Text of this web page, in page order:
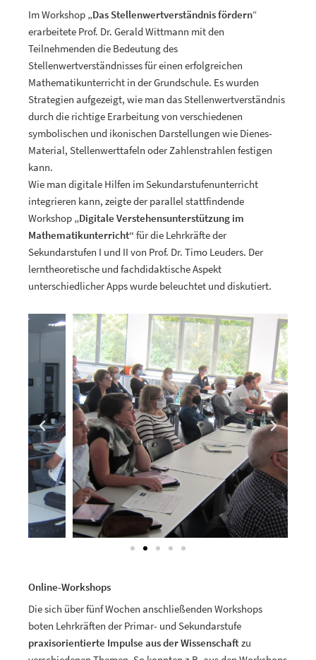
Im Workshop „Das Stellenwertverständnis fördern“
erarbeitete Prof. Dr. Gerald Wittmann mit den
Teilnehmenden die Bedeutung des
Stellenwertverständnisses für einen erfolgreichen
Mathematikunterricht in der Grundschule. Es wurden
Strategien aufgezeigt, wie man das Stellenwertverständnis
durch die richtige Erarbeitung von verschiedenen
symbolischen und ikonischen Darstellungen wie Dienes-
Material, Stellenwerttafeln oder Zahlenstrahlen festigen
kann.
Wie man digitale Hilfen im Sekundarstufenunterricht
integrieren kann, zeigte der parallel stattfindende
Workshop „Digitale Verstehensunterstützung im
Mathematikunterricht“ für die Lehrkräfte der
Sekundarstufen I und II von Prof. Dr. Timo Leuders. Der
lerntheoretische und fachdidaktische Aspekt
unterschiedlicher Apps wurde beleuchtet und diskutiert.
Online-Workshops
Die sich über fünf Wochen anschließenden Workshops
boten Lehrkräften der Primar- und Sekundarstufe
praxisorientierte Impulse aus der Wissenschaftzu